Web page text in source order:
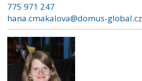
775 971 247
hana.cmakalova@domus-global.cz